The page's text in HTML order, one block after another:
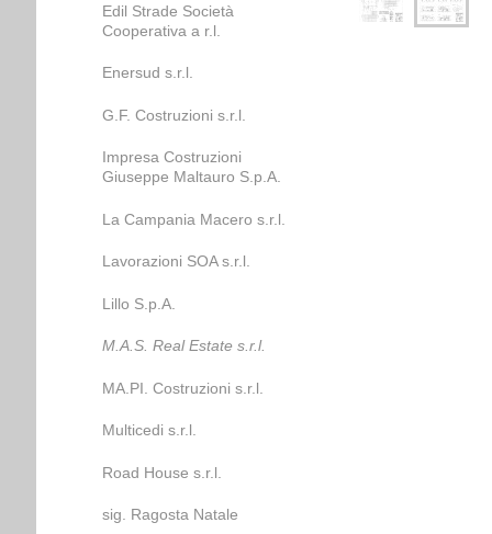
Edil Strade Società
Cooperativa a r.l.
Enersud s.r.l.
G.F. Costruzioni s.r.l.
Impresa Costruzioni
Giuseppe Maltauro S.p.A.
La Campania Macero s.r.l.
Lavorazioni SOA s.r.l.
Lillo S.p.A.
M.A.S. Real Estate s.r.l.
MA.PI. Costruzioni s.r.l.
Multicedi s.r.l.
Road House s.r.l.
sig. Ragosta Natale